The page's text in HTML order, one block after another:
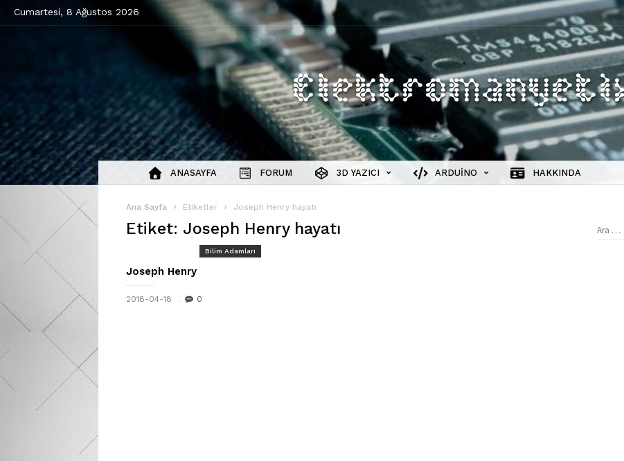
Cumartesi, 8 Ağustos 2026
ANASAYFA FORUM 3D YAZICI ARDUINO HAKKINDA
Ana Sayfa Etiketler Joseph Henry hayatı
Etiket: Joseph Henry hayatı
Bilim Adamları
Joseph Henry
2018-04-18 0
Arama: